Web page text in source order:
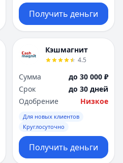
Получить деньги
Кэшмагнит
4.5
Сумма
до 30 000 ₽
Срок
до 30 дней
Одобрение
Низкое
Для новых клиентов
Круглосуточно
Получить деньги